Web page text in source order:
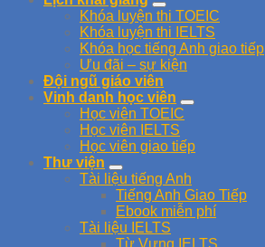
Khóa luyện thi TOEIC
Khóa luyện thi IELTS
Khóa học tiếng Anh giao tiếp
Ưu đãi – sự kiện
Đội ngũ giáo viên
Vinh danh học viên
Học viên TOEIC
Học viên IELTS
Học viên giao tiếp
Thư viện
Tài liệu tiếng Anh
Tiếng Anh Giao Tiếp
Ebook miễn phí
Tài liệu IELTS
Từ Vựng IELTS